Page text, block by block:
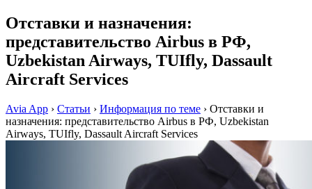
Отставки и назначения:
представительство Airbus в РФ,
Uzbekistan Airways, TUIfly, Dassault
Aircraft Services
Avia App › Статьи › Информация по теме › Отставки и
назначения: представительство Airbus в РФ, Uzbekistan
Airways, TUIfly, Dassault Aircraft Services